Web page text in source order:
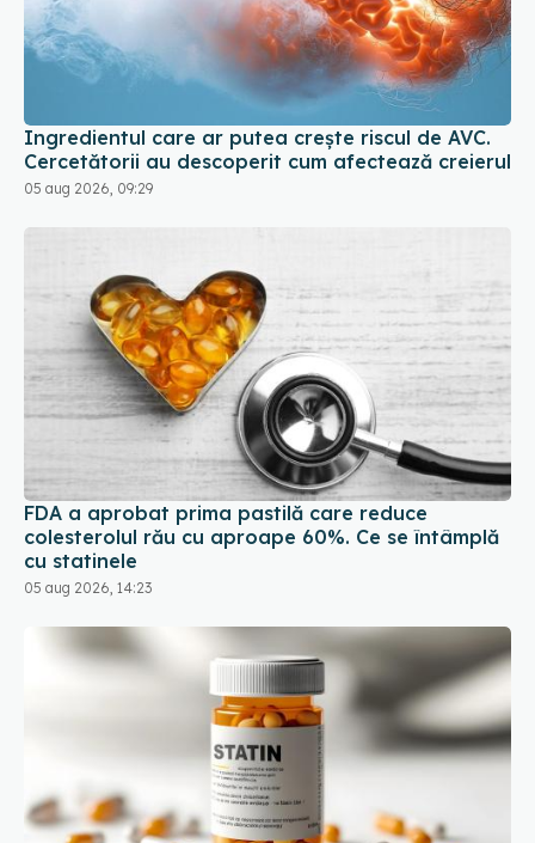
Ingredientul care ar putea crește riscul de AVC.
Cercetătorii au descoperit cum afectează creierul
05 aug 2026, 09:29
FDA a aprobat prima pastilă care reduce
colesterolul rău cu aproape 60%. Ce se întâmplă
cu statinele
05 aug 2026, 14:23